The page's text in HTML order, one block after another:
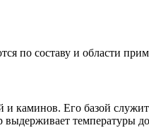
по составу и области
каминов. Его базой
температуры